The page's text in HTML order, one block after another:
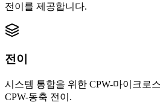
전이를 제공합니다.
전이
시스템 통합을 위한 CPW-마이크로
CPW-동축 전이.